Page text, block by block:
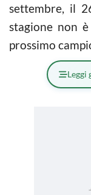
settembre, il
stagione non
prossimo
Leggi